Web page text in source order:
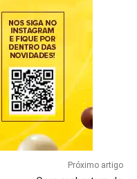
Próximo artigo